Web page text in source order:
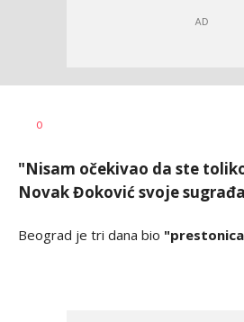
AUTORI
Janković
0
"Nisam očekivao da ste
Novak Đoković svoje
Beograd je tri dana bio